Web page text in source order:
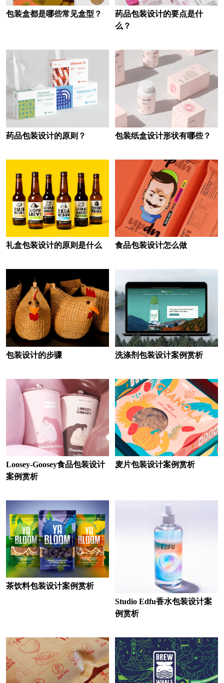
包装盒都是哪些常见盒型？
药品包装设计的要点是什
么？
药品包装设计的原则？ 包装纸盒设计形状有哪些？
礼盒包装设计的原则是什么 食品包装设计怎么做
包装设计的步骤 洗涤剂包装设计案例赏析
Loosey-Goosey食品包装设计
案例赏析
麦片包装设计案例赏析
茶饮料包装设计案例赏析
Studio Edfu香水包装设计案
例赏析